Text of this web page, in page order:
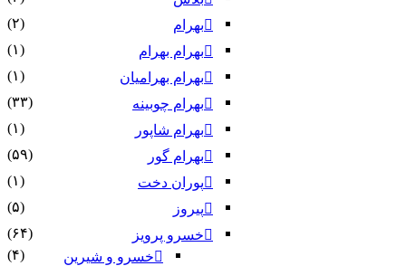
بهرام
(۲)
بهرام بهرام
(۱)
بهرام بهرامیان‏
(۱)
بهرام چوبینه
(۳۳)
بهرام شاپور
(۱)
بهرام گور
(۵۹)
پوران دخت
(۱)
پیروز
(۵)
خسرو پرویز
(۶۴)
خسرو و شیرین
(۴)